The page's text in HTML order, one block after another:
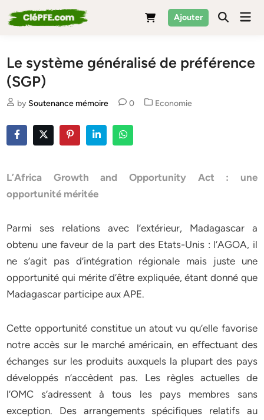
to
Ajouter
Le système généralisé de préférence
(SGP)
by Soutenance mémoire 0
Posted
Economie
L’Africa Growth and Opportunity Act : une
opportunité méritée
Parmi ses relations avec l’extérieur, Madagascar a
obtenu une faveur de la part des Etats-Unis : l’AGOA, il
ne s’agit pas d’intégration régionale mais juste une
opportunité qui mérite d’être expliquée, étant donné que
Madagascar participe aux APE.
Cette opportunité constitue un atout vu qu’elle favorise
notre accès sur le marché américain, en effectuant des
échanges sur les produits auxquels la plupart des pays
développés n’accèdent pas. Les règles actuelles de
l’OMC s’adressent à tous les pays membres sans
exception. Des arrangements spécifiques relatifs au